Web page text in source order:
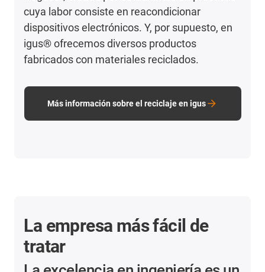
cuya labor consiste en reacondicionar
dispositivos electrónicos. Y, por supuesto, en
igus® ofrecemos diversos productos
fabricados con materiales reciclados.
Más información sobre el reciclaje en igus
La empresa más fácil de
tratar